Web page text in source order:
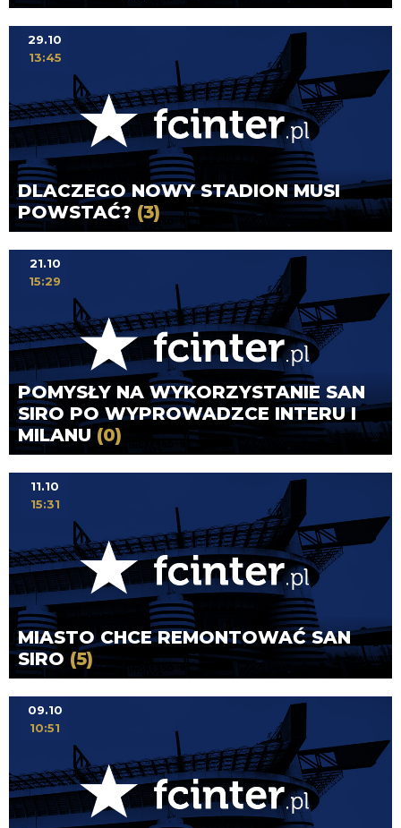
DLACZEGO NOWY STADION MUSI
POWSTAĆ? (3)
29.10
13:45
POMYSŁY NA WYKORZYSTANIE SAN
SIRO PO WYPROWADZCE INTERU I
MILANU(0)
21.10
15:29
MIASTO CHCE REMONTOWAĆ SAN
SIRO (5)
11.10
15:31
09.10
10:51